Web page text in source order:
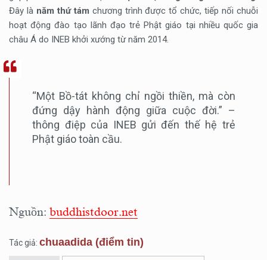
Đây là năm thứ tám chương trình được tổ chức, tiếp nối chuỗi
hoạt động đào tạo lãnh đạo trẻ Phật giáo tại nhiều quốc gia
châu Á do INEB khởi xướng từ năm 2014.
“Một Bồ-tát không chỉ ngồi thiền, mà còn
đứng dậy hành động giữa cuộc đời.” –
thông điệp của INEB gửi đến thế hệ trẻ
Phật giáo toàn cầu.
Nguồn: buddhistdoor.net
Tác giả: chuaadida (điểm tin)